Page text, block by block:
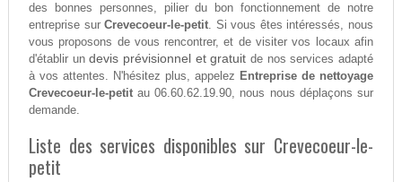
des bonnes personnes, pilier du bon fonctionnement de notre
entreprise surCrevecoeur-le-petit. Si vous êtes intéressés, nous
vous proposons de vous rencontrer, et de visiter vos locaux afin
d'établir undevis prévisionnel et gratuit de nos services adapté
à vos attentes. N'hésitez plus, appelez Entreprise de nettoyage
Crevecoeur-le-petitau 06.60.62.19.90, nous nous déplaçons sur
demande.
Liste des services disponibles sur Crevecoeur-le-
petit